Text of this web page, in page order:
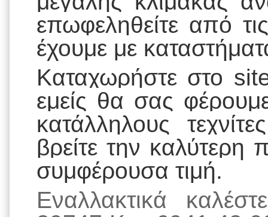
επωφεληθείτε από
έχουμε με
Καταχωρήστε στο
εμείς θα σας
κατάλληλους
βρείτε την καλύτερη
συμφέρουσα τιμή.
Εναλλακτικά